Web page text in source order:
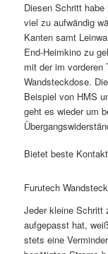
Diesen Schritt
viel zu aufwändig
Kanten samt
End-Heimkino zu
mit der im vorderen
Wandsteckdose.
Beispiel von HMS
geht es wieder um
Bietet beste
Furutech
Jeder kleine Schritt
aufgepasst hat,
stets eine